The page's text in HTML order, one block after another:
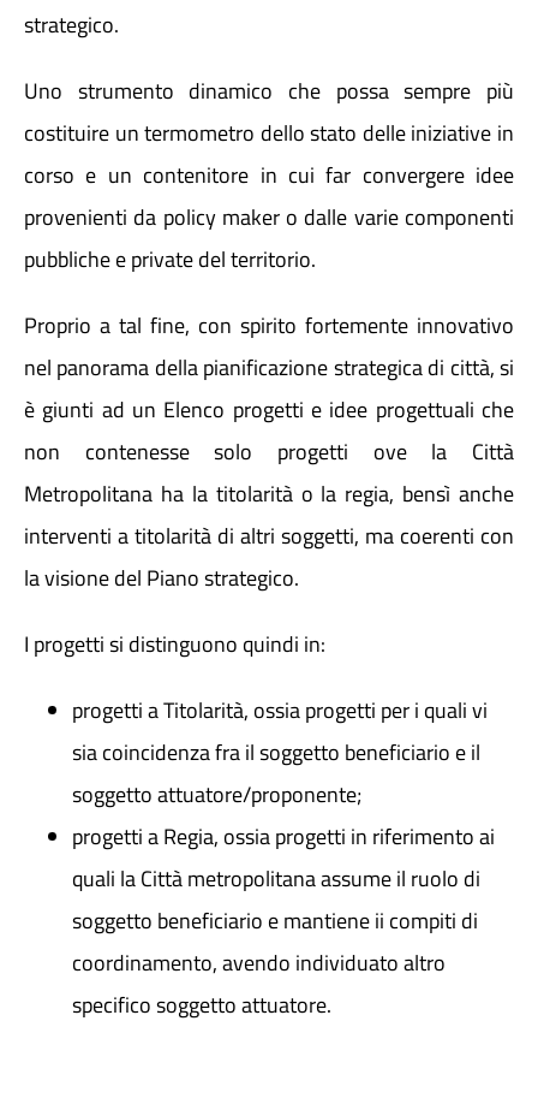
strategico.
Uno strumento dinamico che possa sempre più
costituire un termometro dello stato delle iniziative in
corso e un contenitore in cui far convergere idee
provenienti da policy maker o dalle varie componenti
pubbliche e private del territorio.
Proprio a tal fine, con spirito fortemente innovativo
nel panorama della pianificazione strategica di città, si
è giunti ad un Elenco progetti e idee progettuali che
non contenesse solo progetti ove la Città
Metropolitana ha la titolarità o la regia, bensì anche
interventi a titolarità di altri soggetti, ma coerenti con
la visione del Piano strategico.
I progetti si distinguono quindi in:
progetti a Titolarità, ossia progetti per i quali vi
sia coincidenza fra il soggetto beneficiario e il
soggetto attuatore/proponente;
progetti a Regia, ossia progetti in riferimento ai
quali la Città metropolitana assume il ruolo di
soggetto beneficiario e mantiene ii compiti di
coordinamento, avendo individuato altro
specifico soggetto attuatore.